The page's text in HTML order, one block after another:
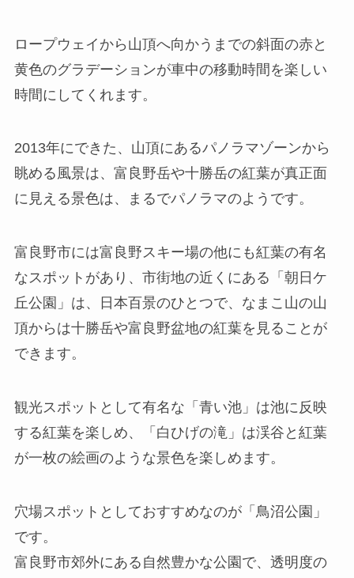
ロープウェイから山頂へ向かうまでの斜面の赤と
黄色のグラデーションが車中の移動時間を楽しい
時間にしてくれます。
2013年にできた、 山頂にあるパノラマゾーンから
眺める風景は、富良野岳や十勝岳の紅葉が真正面
に見える景色は、まるでパノラマのよう です。
富良野市には富良野スキー場の他にも紅葉の有名
なスポットがあり、市街地の近くにある「朝日ケ
丘公園」は、日本百景のひとつで、なまこ山の山
頂からは十勝岳や富良野盆地の紅葉を見ることが
できます。
観光スポットとして有名な「青い池」は池に反映
する紅葉を楽しめ、「白ひげの滝」は渓谷と紅葉
が一枚の絵画のような景色を楽しめます。
穴場スポットとしておすすめなのが「鳥沼公園」
です。
富良野市郊外にある自然豊かな公園で、透明度の